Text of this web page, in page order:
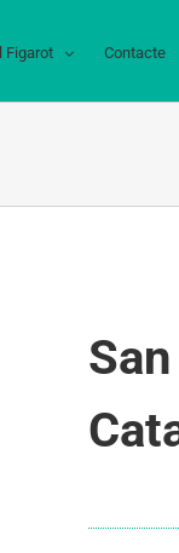
Figarot Contacte